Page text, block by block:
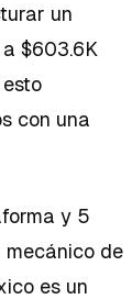
un
$603.6K
con una
y 5
de
es un